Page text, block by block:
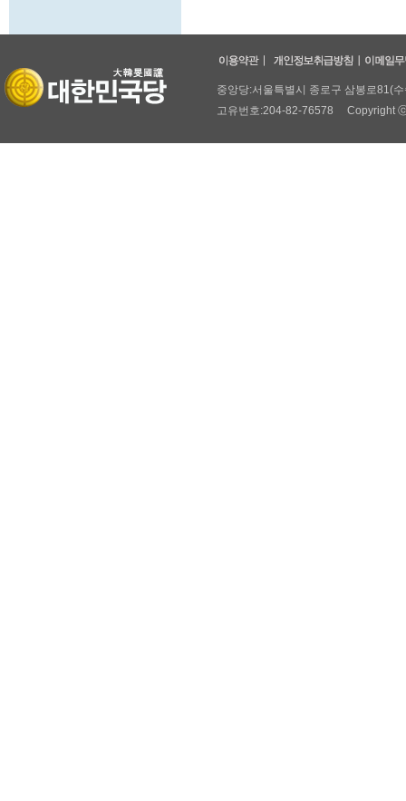
중앙당:서울특별시 종로구 삼봉로
고유번호:204-82-76578 Copyright